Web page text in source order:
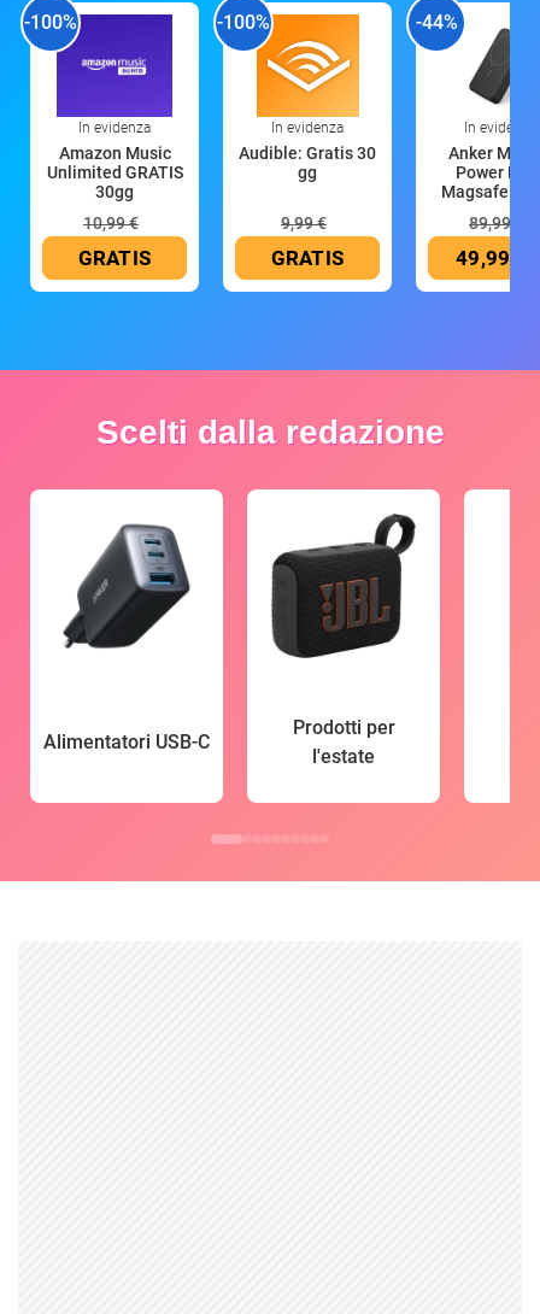
-100%
In evidenza
Amazon Music
Unlimited GRATIS
30gg
10,99 €
GRATIS
-100%
In evidenza
Audible: Gratis 30
gg
9,99 €
GRATIS
-44%
In evidenza
Anker
Power
Magsafe
89,99 €
49,99 €
Scelti dalla redazione
Alimentatori USB-C
Prodotti per
l'estate